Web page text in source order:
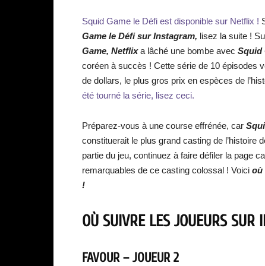
Squid Game le Défi est disponible sur Netflix !
Game le Défi sur Instagram, lisez la suite !
Game, Netflixa lâché une bombe avec Squid
coréen à succès ! Cette série de 10 épisodes
de dollars, le plus gros prix en espèces de
été tourné la série, lisez ceci.
Préparez-vous à une course effrénée, car
constituerait le plus grand casting de l’histoire
partie du jeu, continuez à faire défiler la page
remarquables de ce casting colossal ! Voici où
!
OÙ SUIVRE LES JOUEURS
FAVOUR – JOUEUR 2